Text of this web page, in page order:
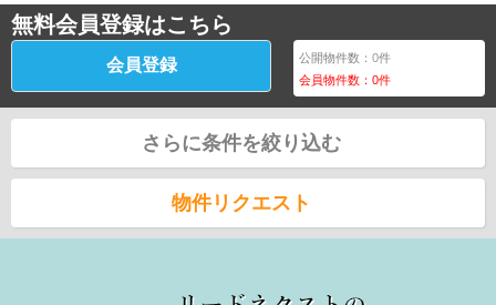
無料会員登録はこちら
会員登録 公開物件数：0件
会員物件数：0件
さらに条件を絞り込む
物件リクエスト